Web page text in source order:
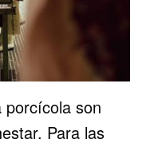
porcícola son
Para las